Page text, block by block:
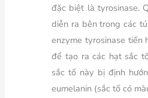
đặc biệt là tyrosinase.
diễn ra bên trong các
enzyme tyrosinase tiến
để tạo ra các hạt sắc
sắc tố này bị định
eumelanin (sắc tố có